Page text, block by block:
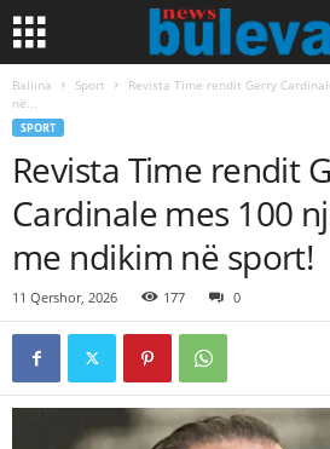
Ballina Sport
Revista Time rendit Gerry
në...
SPORT
Revista Time rendit
Cardinale mes 100
me ndikim në sport!
11 Qershor, 2026 177 0